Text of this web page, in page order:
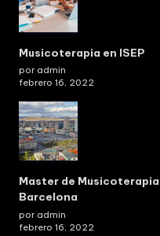
Musicoterapia en ISEP
por admin
febrero 16, 2022
Master de
Barcelona
por admin
febrero 16, 2022